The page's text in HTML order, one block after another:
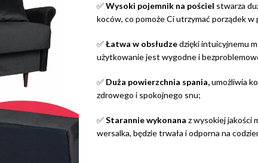
✅Wysoki pojemnik na pościel stwarza
koców, co pomoże Ci utrzymać porządek w
✅Łatwa w obsłudzedzięki intuicyjnemu
użytkowanie jest wygodne i
✅ Duża powierzchnia spania,umożliwia
zdrowego i spokojnego snu;
✅Starannie wykonana z wysokiej jakości
wersalka, będzie trwała i odporna na